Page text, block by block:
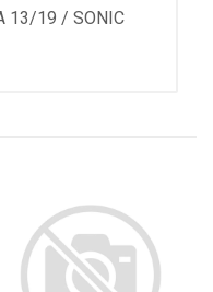
13/19 / SONIC